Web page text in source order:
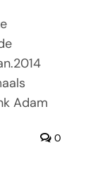
Adam
0